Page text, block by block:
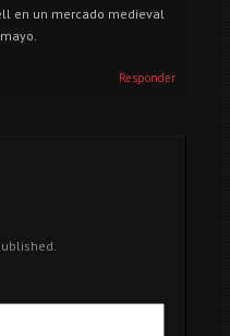
en un mercado medieval
Responder